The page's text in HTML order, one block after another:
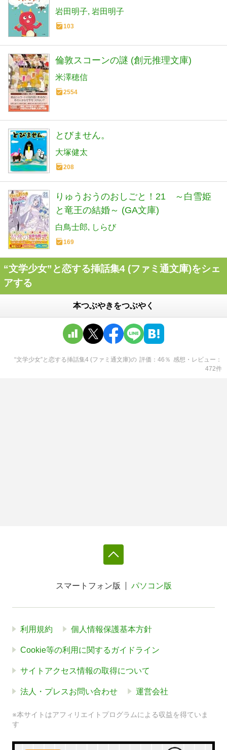
岩田明子 岩田明子
103
倫敦スコーンの謎 (創元推理文庫)
米澤穂信
2554
とびません。
大塚健太
208
りゅうおうのおしごと！21 ～白雪姫
と竜王の結婚～ (GA文庫)
白鳥士郎 しらび
169
“文学少女”と恋する挿話集4 (ファミ通文庫)をシェ
アする
本つぶやきをつぶやく
“文学少女”と恋する挿話集4 (ファミ通文庫)の 評価 46 ％ 感想・レビュー
472件
スマートフォン版 パソコン版
利用規約 個人情報保護基本方針
Cookie等の利用に関するガイドライン
サイトアクセス情報の取得について
法人・プレスお問い合わせ 運営会社
※本サイトはアフィリエイトプログラムによる収益を得ていま
す